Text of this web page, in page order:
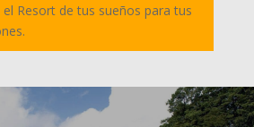
Resort de tus sueños para tus